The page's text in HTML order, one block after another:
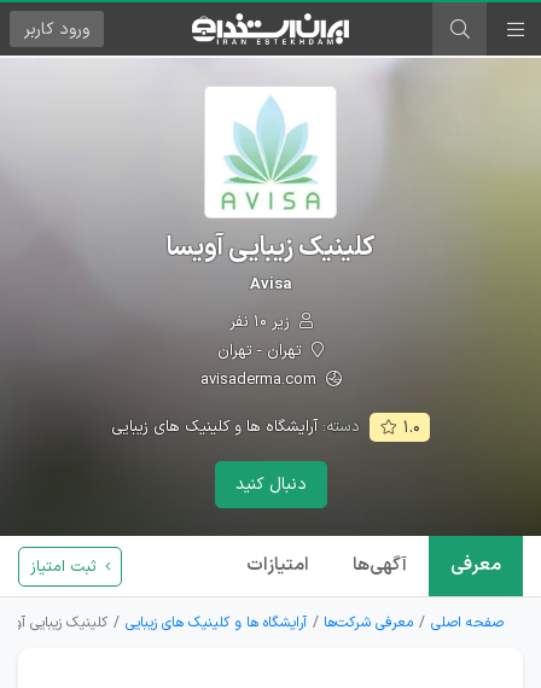
ورود کاربر
کلینیک زیبایی آویسا
Avisa
زیر ۱۰ نفر
تهران - تهران
avisaderma.com
۱.۰ دسته:آرایشگاه ها و کلینیک های زیبایی
دنبال کنید
معرفی آگهی‌ها امتیازات ثبت امتیاز
صفحه اصلی معرفی شرکت‌ها آرایشگاه ها و کلینیک های زیبایی کلینیک زیبایی